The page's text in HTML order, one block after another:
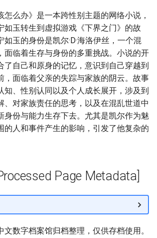
怎么办》是一本跨性别主题的网络小说，
如玉转生到虚拟游戏《下界之门》的故
玉的身份是凯尔·D·海洛伊丝，一个混
面临着生存与身份的多重挑战。小说的开
了自己和原身的记忆，意识到自己穿越到
，面临着父亲的失踪与家族的阴云。故事
知、性别认同以及个人成长展开，涉及到
、对家族责任的思考，以及在混乱世道中
身份与能力生存下去。尤其是凯尔作为魅
的人和事件产生的影响，引发了他复杂的
Page Metadata]
文数字档案馆归档整理，仅供存档使用。